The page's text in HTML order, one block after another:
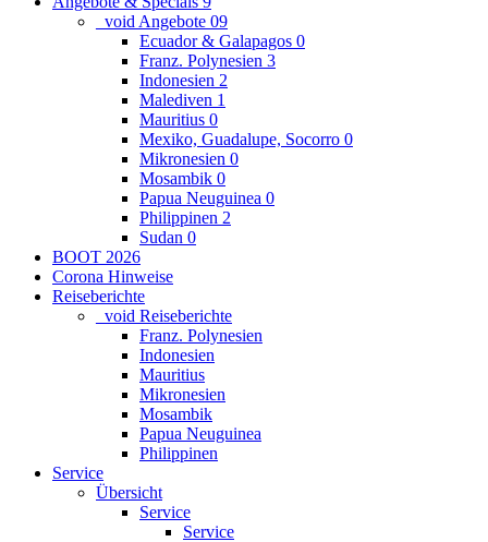
_void Angebote 09
Ecuador & Galapagos 0
Franz. Polynesien 3
Indonesien 2
Malediven 1
Mauritius 0
Mexiko, Guadalupe, Socorro 0
Mikronesien 0
Mosambik 0
Papua Neuguinea 0
Philippinen 2
Sudan 0
BOOT 2026
Corona Hinweise
Reiseberichte
_void Reiseberichte
Franz. Polynesien
Indonesien
Mauritius
Mikronesien
Mosambik
Papua Neuguinea
Philippinen
Service
Übersicht
Service
Service